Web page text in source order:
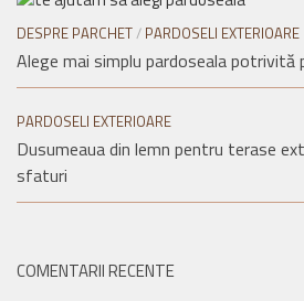
DESPRE PARCHET/ PARDOSELI EXTERIOARE
Alege mai simplu pardoseala potrivită
PARDOSELI EXTERIOARE
Dusumeaua din lemn pentru terase
sfaturi
COMENTARII RECENTE